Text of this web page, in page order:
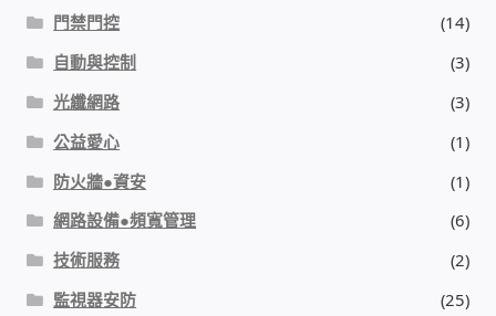
門禁門控
(14)
自動與控制
(3)
光纖網路
(3)
公益愛心
(1)
防火牆●資安
(1)
網路設備●頻寬管理
(6)
技術服務
(2)
監視器安防
(25)